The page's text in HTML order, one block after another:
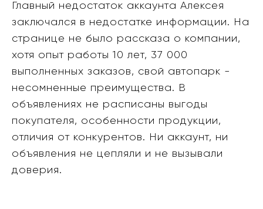
Главный недостаток аккаунта Алексея
заключался в недостатке информации. На
странице не было рассказа о компании,
хотя опыт работы 10 лет, 37 000
выполненных заказов, свой автопарк -
несомненные преимущества. В
объявлениях не расписаны выгоды
покупателя, особенности продукции,
отличия от конкурентов. Ни аккаунт, ни
объявления не цепляли и не вызывали
доверия.